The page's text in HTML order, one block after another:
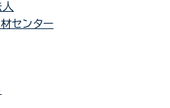
センター